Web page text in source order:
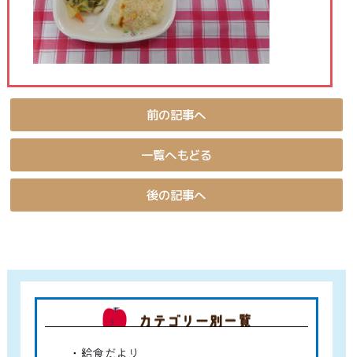
前の記事へ
一覧へもどる
後の記事へ
給食だより